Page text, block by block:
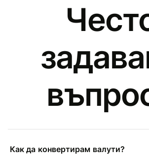
Как да конвертирам валути?